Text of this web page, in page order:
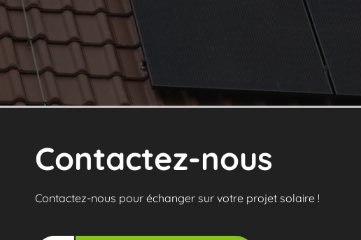
Contactez-nous
Contactez-nous pour échanger sur votre projet solaire !